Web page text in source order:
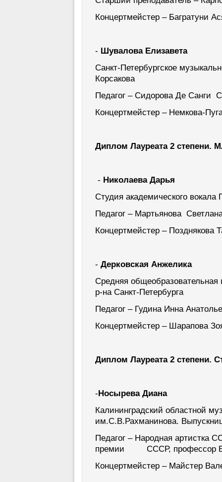
Концертмейстер – Багратуни
- Шувалова Елизавета
Санкт-Петербургское
Корсакова
Педагог – Сидорова Де Санги
Концертмейстер – Немкова-
Диплом Лауреата 2 степени.
- Николаева Дарья
Студия академического
Педагог – Мартьянова
Концертмейстер – Позднякова
- Дерковская Анжелика
Средняя
р-на Санкт-Петербурга
Педагог – Гудина Инна
Концертмейстер – Шарапова
Диплом Лауреата 2 степени.
-Носырева Диана
Калининградский областной
им.С.В.Рахманинова.
Педагог – Народная артистка
премии СССР, профессор
Концертмейстер – Майстер